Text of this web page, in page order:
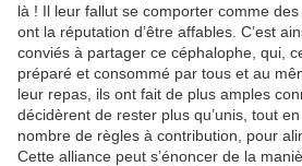
là ! Il leur fallut se comporter comme
ont la réputation d’être affables. C’est
conviés à partager ce céphalophe, qui,
préparé et consommé par tous et au
leur repas, ils ont fait de plus amples
décidèrent de rester plus qu’unis, tout
nombre de règles à contribution, pour
Cette alliance peut s’énoncer de la